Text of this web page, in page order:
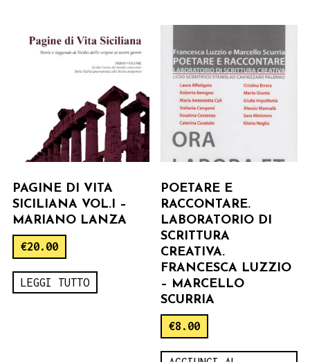
PAGINE DI VITA
SICILIANA VOL.I –
MARIANO LANZA
€20.00
LEGGI TUTTO
POETARE E
RACCONTARE.
LABORATORIO DI
SCRITTURA
CREATIVA.
FRANCESCA LUZZIO
– MARCELLO
SCURRIA
€8.00